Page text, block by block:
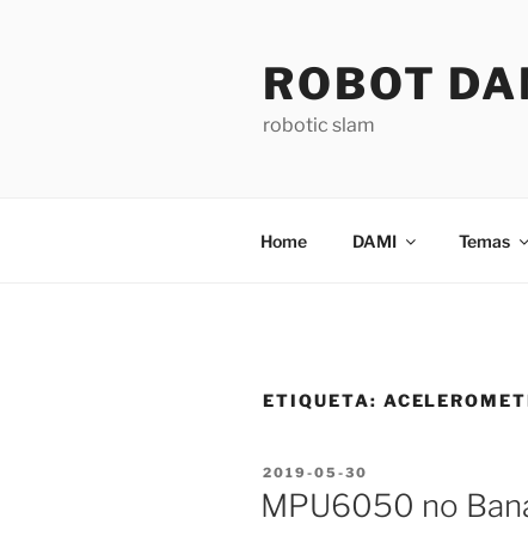
ROBOT
robotic slam
Home DAMI Temas
ETIQUETA:
PUBLICADO
EM
2019-05-30
MPU6050 no